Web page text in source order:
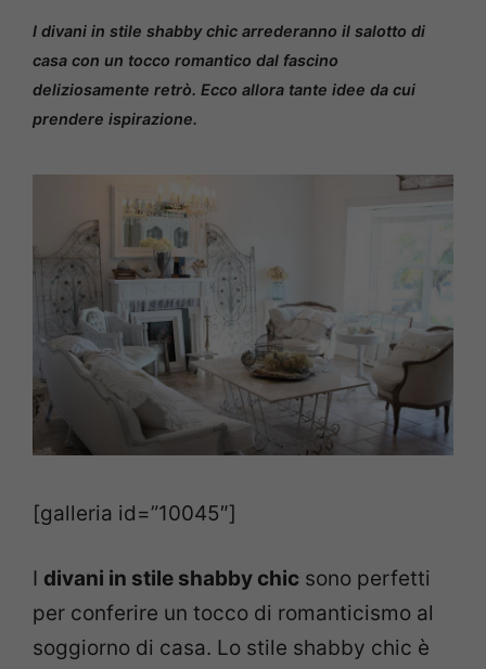
I divani in stile shabby chic arrederanno il salotto di
casa con un tocco romantico dal fascino
deliziosamente retrò. Ecco allora tante idee da cui
prendere ispirazione.
[galleria id=”10045″]
I divani in stile shabby chic sono perfetti
per conferire un tocco di romanticismo al
soggiorno di casa. Lo stile shabby chic è